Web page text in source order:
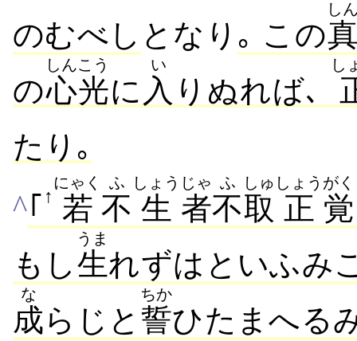
のむべし となり ｡ この
し
の心光
しんこう
に 入
い
りぬれば､
し
たり｡
^｢ ↑ 若
にゃく
不
ふ
生
しょう
者
じゃ
不
ふ
取
しゅ
正
しょう
覚
がく
もし生
うま
れずはといふみ
成
な
らじと 誓
ちか
ひたまへる